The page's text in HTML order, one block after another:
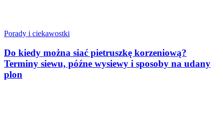
Porady i ciekawostki
Do kiedy można siać pietruszkę korzeniową?
Terminy siewu, późne wysiewy i sposoby na udany
plon